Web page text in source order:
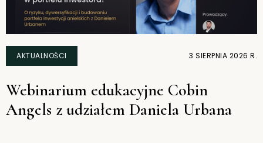
AKTUALNOŚCI 3 SIERPNIA 2026 R.
Webinarium edukacyjne Cobin
Angels z udziałem Daniela Urbana